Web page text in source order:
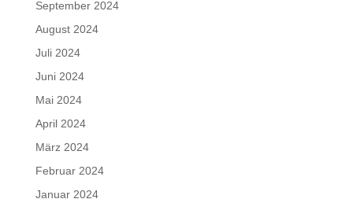
September 2024
August 2024
Juli 2024
Juni 2024
Mai 2024
April 2024
März 2024
Februar 2024
Januar 2024